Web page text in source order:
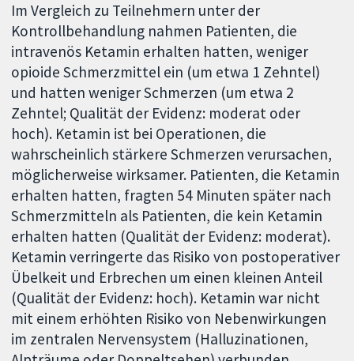
Im Vergleich zu Teilnehmern unter der
Kontrollbehandlung nahmen Patienten, die
intravenös Ketamin erhalten hatten, weniger
opioide Schmerzmittel ein (um etwa 1 Zehntel)
und hatten weniger Schmerzen (um etwa 2
Zehntel; Qualität der Evidenz: moderat oder
hoch). Ketamin ist bei Operationen, die
wahrscheinlich stärkere Schmerzen verursachen,
möglicherweise wirksamer. Patienten, die Ketamin
erhalten hatten, fragten 54 Minuten später nach
Schmerzmitteln als Patienten, die kein Ketamin
erhalten hatten (Qualität der Evidenz: moderat).
Ketamin verringerte das Risiko von postoperativer
Übelkeit und Erbrechen um einen kleinen Anteil
(Qualität der Evidenz: hoch). Ketamin war nicht
mit einem erhöhten Risiko von Nebenwirkungen
im zentralen Nervensystem (Halluzinationen,